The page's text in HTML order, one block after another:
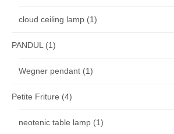
cloud ceiling lamp (1)
PANDUL (1)
Wegner pendant (1)
Petite Friture (4)
neotenic table lamp (1)